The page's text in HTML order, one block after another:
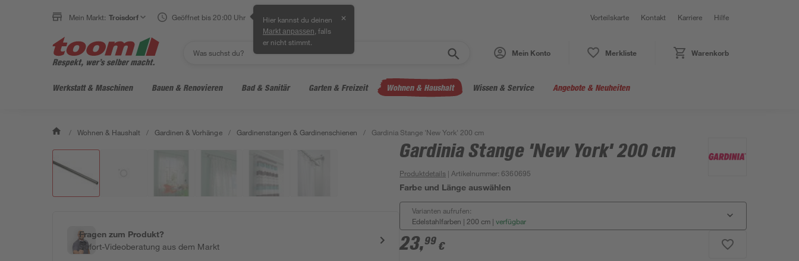
Mein Markt: Troisdorf Geöffnet bis 20:00 Uhr Hier kannst du deinen
Markt anpassen , falls
er nicht stimmt.
✕ Vorteilskarte Kontakt Karriere Hilfe
Mein Konto Merkliste Warenkorb
Werkstatt & Maschinen Bauen & Renovieren Bad & Sanitär Garten & Freizeit Wohnen & Haushalt Wissen & Service Angebote & Neuheiten
/ Wohnen & Haushalt / Gardinen & Vorhänge / Gardinenstangen & Gardinenschienen / Gardinia Stange 'New York' 200 cm
Fragen zum Produkt?
Sofort-Videoberatung aus dem Markt
Gardinia Stange 'New York' 200 cm
Produktdetails | Artikelnummer:6360695
Farbe und Länge auswählen
Varianten aufrufen:
Edelstahlfarben | 200 cm | verfügbar
23,99 €